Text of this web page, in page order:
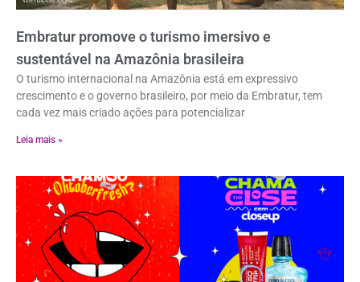
Embratur promove o turismo imersivo e
sustentável na Amazônia brasileira
O turismo internacional na Amazônia está em expressivo
crescimento e o governo brasileiro, por meio da Embratur, tem
cada vez mais criado ações para potencializar
Leia mais »